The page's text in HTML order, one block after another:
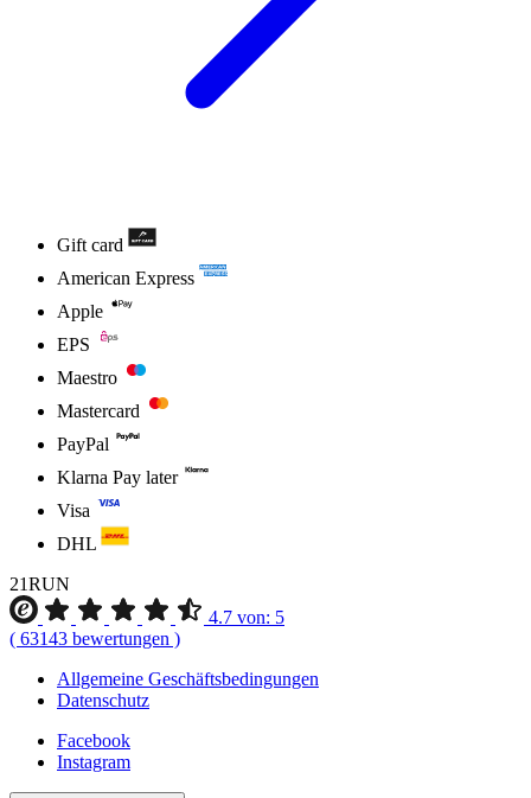
Gift card
American Express
Apple
EPS
Maestro
Mastercard
PayPal
Klarna Pay later
Visa
DHL
21RUN
4.7 von: 5
( 63143 bewertungen )
Allgemeine Geschäftsbedingungen
Datenschutz
Facebook
Instagram